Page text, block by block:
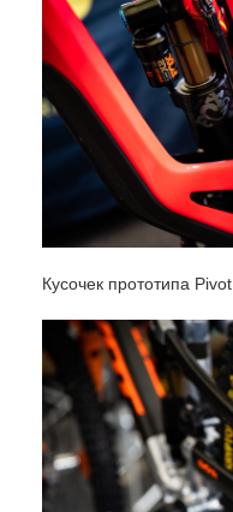
Кусочек прототипа Pivot.